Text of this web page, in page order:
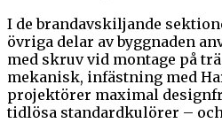
​I de brandavskiljande
övriga delar av byggnaden
med skruv vid montage på
mekanisk, infästning med
projektörer maximal
tidlösa standardkulörer –